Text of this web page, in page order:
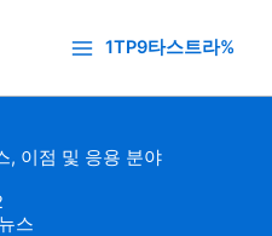
1TP9타스트라%
, 이점 및 응용 분야
스